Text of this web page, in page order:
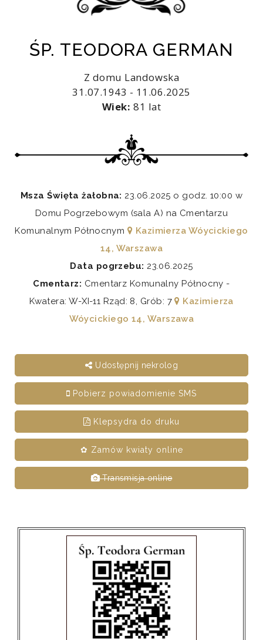
ŚP. TEODORA GERMAN
Z domu Landowska
31.07.1943 - 11.06.2025
Wiek: 81 lat
Msza Święta żałobna: 23.06.2025 o godz. 10:00 w
Domu Pogrzebowym (sala A) na Cmentarzu
Komunalnym Północnym
Kazimierza Wóycickiego
14, Warszawa
Data pogrzebu: 23.06.2025
Cmentarz: Cmentarz Komunalny Północny -
Kwatera: W-XI-11 Rząd: 8, Grób: 7
Kazimierza
Wóycickiego 14, Warszawa
Udostępnij nekrolog
Pobierz powiadomienie SMS
Klepsydra do druku
✿ Zamów kwiaty online
Transmisja online